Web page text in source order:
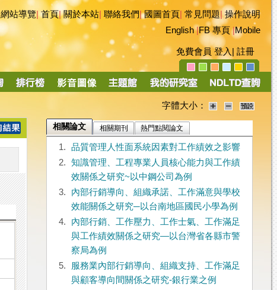
網站導覽|首頁|關於本站 聯絡我們|國圖首頁 常見問題|操作說明
English|FB 專頁|Mobile
免費會員 登入 註冊
字體大小：
相關論文 相關期刊 熱門點閱論文
1.
品質管理人性面系統因素對工作績效之影響
2.
知識管理、工程專業人員核心能力與工作績
效關係之研究~以中鋼公司為例
3.
內部行銷導向、組織承諾、工作滿意與學校
效能關係之研究─以台南地區國民小學為例
4.
內部行銷、工作壓力、工作士氣、工作滿足
與工作績效關係之研究—以台灣省各縣市警
察局為例
5.
服務業內部行銷導向、組織支持、工作滿足
與顧客導向間關係之研究-銀行業之例